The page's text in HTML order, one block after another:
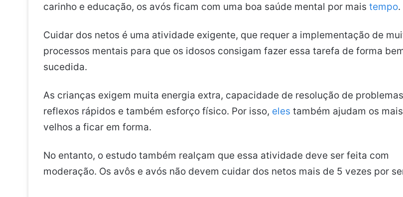
carinho e educação, os avós ficam com uma boa saúde mental por mais tempo.
Cuidar dos netos é uma atividade exigente, que requer a implementação de
processos mentais para que os idosos consigam fazer essa tarefa de forma
sucedida.
As crianças exigem muita energia extra, capacidade de resolução de
reflexos rápidos e também esforço físico. Por isso, eles também ajudam os mais
velhos a ficar em forma.
No entanto, o estudo também realçam que essa atividade deve ser feita com
moderação. Os avôs e avós não devem cuidar dos netos mais de 5 vezes por